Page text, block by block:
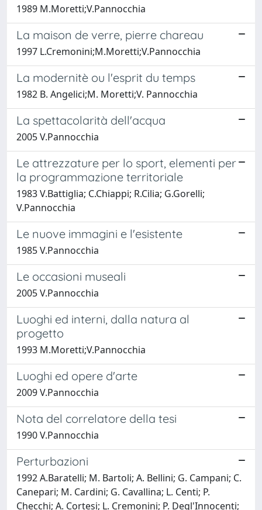
1989 M.Moretti;V.Pannocchia
La maison de verre, pierre chareau
1997 L.Cremonini;M.Moretti;V.Pannocchia
La modernitè ou l'esprit du temps
1982 B. Angelici;M. Moretti;V. Pannocchia
La spettacolarità dell'acqua
2005 V.Pannocchia
Le attrezzature per lo sport, elementi per
la programmazione territoriale
1983 V.Battiglia; C.Chiappi; R.Cilia; G.Gorelli;
V.Pannocchia
Le nuove immagini e l'esistente
1985 V.Pannocchia
Le occasioni museali
2005 V.Pannocchia
Luoghi ed interni, dalla natura al
progetto
1993 M.Moretti;V.Pannocchia
Luoghi ed opere d'arte
2009 V.Pannocchia
Nota del correlatore della tesi
1990 V.Pannocchia
Perturbazioni
1992 A.Baratelli; M. Bartoli; A. Bellini; G. Campani; C.
Canepari; M. Cardini; G. Cavallina; L. Centi; P.
Checchi; A. Cortesi; L. Cremonini; P. Degl'Innocenti;